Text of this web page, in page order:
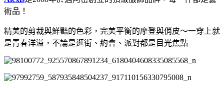
術品！
精美的剪裁與鮮豔的色彩，完美平衡的摩登與俏皮～一穿上就
是青春洋溢，不論是逛街、約會、派對都是目光焦點